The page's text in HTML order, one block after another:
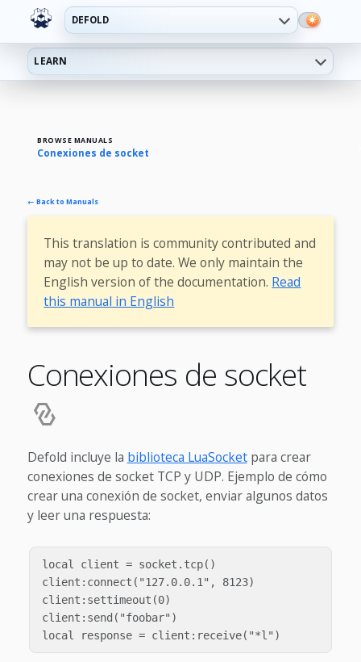
DEFOLD
LEARN
BROWSE MANUALS
Conexiones de socket
← Back to Manuals
This translation is community contributed and
may not be up to date. We only maintain the
English version of the documentation. Read
this manual in English
Conexiones de socket
Defold incluye la biblioteca LuaSocketpara crear
conexiones de socket TCP y UDP. Ejemplo de cómo
crear una conexión de socket, enviar algunos datos
y leer una respuesta:
local client = socket.tcp()
client:connect("127.0.0.1", 8123)
client:settimeout(0)
client:send("foobar")